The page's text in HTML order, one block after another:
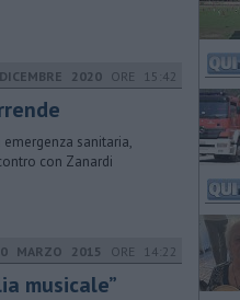
2020 ORE 15:42
sanitaria,
con Zanardi
MARZO 2015 ORE 14:22
musicale”